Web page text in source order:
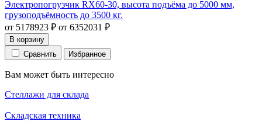
Электропогрузчик RX60-30, высота подъёма до 5000 мм,
грузоподъёмность до 3500 кг.
от 5178923 ₽ от 6352031 ₽
В корзину
Сравнить
Избранное
Вам может быть интересно
Стеллажи для склада
Складская техника